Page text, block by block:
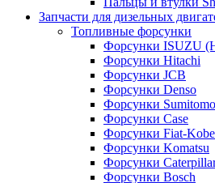
Запчасти для дизельных
Топливные форсунки
Форсунки ISUZU
Форсунки Hitachi
Форсунки JCB
Форсунки Denso
Форсунки Sumitomo
Форсунки Case
Форсунки Fiat-
Форсунки Komatsu
Форсунки
Форсунки Bosch